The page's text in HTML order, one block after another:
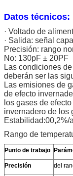
Datos técnicos:
· Voltado de
· Salida: señal
Precisión: rango
No: 130pF ± 20PF
Las condiciones
deberán ser las
Las emisiones de
de efecto
los gases de
invernadero de los
Estabilidad:00,2%/
Rango de
Punto de trabajo
Precisión del